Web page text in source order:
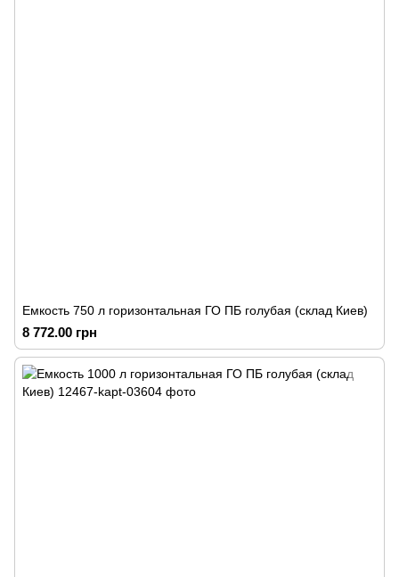
Емкость 750 л горизонтальная ГО ПБ голубая (склад Киев)
8 772.00 грн